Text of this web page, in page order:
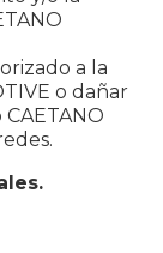
a la
o dañar